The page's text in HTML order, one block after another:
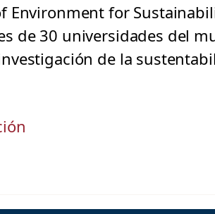
Environment for
de 30 universidades del
de la